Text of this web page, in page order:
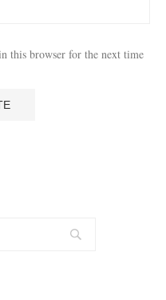
this browser for the next time